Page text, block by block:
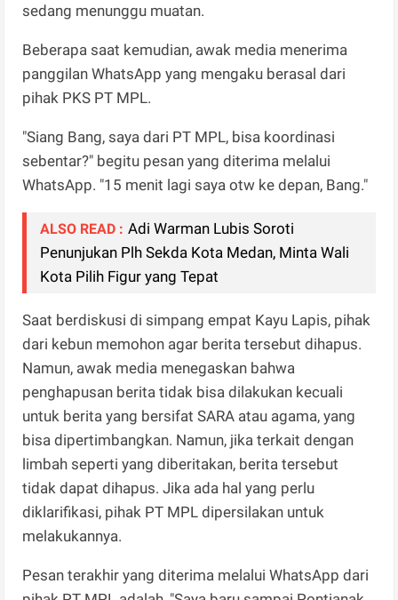
sedang menunggu muatan.
Beberapa saat kemudian, awak media menerima
panggilan WhatsApp yang mengaku berasal dari
pihak PKS PT MPL.
"Siang Bang, saya dari PT MPL, bisa koordinasi
sebentar?" begitu pesan yang diterima melalui
WhatsApp. "15 menit lagi saya otw ke depan, Bang."
ALSO READ : Adi Warman Lubis Soroti
Penunjukan Plh Sekda Kota Medan, Minta Wali
Kota Pilih Figur yang Tepat
Saat berdiskusi di simpang empat Kayu Lapis, pihak
dari kebun memohon agar berita tersebut dihapus.
Namun, awak media menegaskan bahwa
penghapusan berita tidak bisa dilakukan kecuali
untuk berita yang bersifat SARA atau agama, yang
bisa dipertimbangkan. Namun, jika terkait dengan
limbah seperti yang diberitakan, berita tersebut
tidak dapat dihapus. Jika ada hal yang perlu
diklarifikasi, pihak PT MPL dipersilakan untuk
melakukannya.
Pesan terakhir yang diterima melalui WhatsApp dari